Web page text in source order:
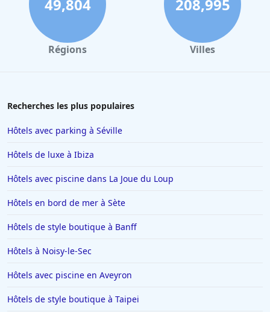
Hôtels à Quiberon
Hôtels à Cluny
Hôtels à Limoges
Hôtels à Antibes
Hôtels à Lille
Hôtels à Rome
Hôtels à Villeneuve-Loubet
Hôtels à Trouville-sur-Mer
49,804
Régions
208,995
Villes
Recherches les plus populaires
Hôtels avec parking à Séville
Hôtels de luxe à Ibiza
Hôtels avec piscine dans La Joue du Loup
Hôtels en bord de mer à Sète
Hôtels de style boutique à Banff
Hôtels à Noisy-le-Sec
Hôtels avec piscine en Aveyron
Hôtels de style boutique à Taipei